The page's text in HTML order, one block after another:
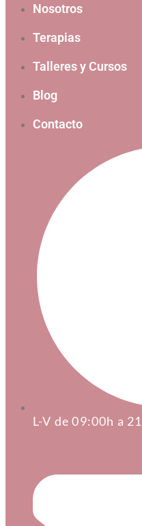
Nosotros
Terapias
Talleres y Cursos
Blog
Contacto
L-V de 09:00h a